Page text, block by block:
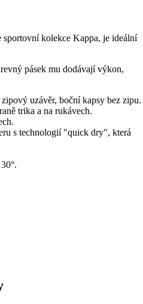
kolekce Kappa, je ideální
pásek mu dodávají výkon,
uzávěr, boční kapsy bez zipu.
trika a na rukávech.
s technologií "quick dry", která